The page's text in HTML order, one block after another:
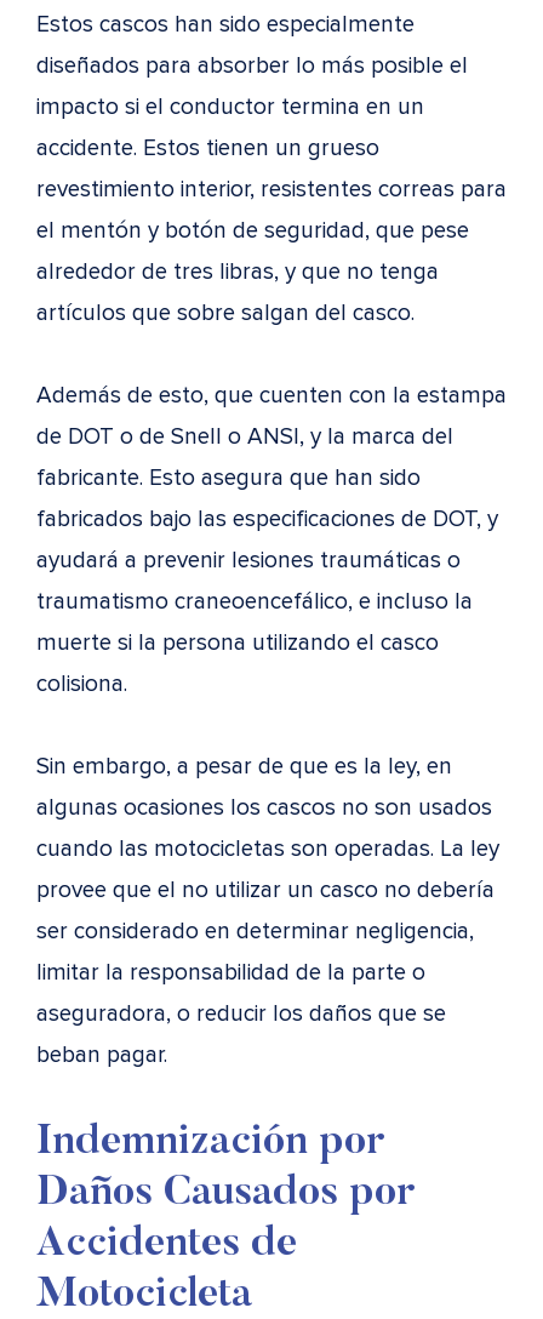
Estos cascos han sido especialmente
diseñados para absorber lo más posible el
impacto si el conductor termina en un
accidente. Estos tienen un grueso
revestimiento interior, resistentes correas para
el mentón y botón de seguridad, que pese
alrededor de tres libras, y que no tenga
artículos que sobre salgan del casco.
Además de esto, que cuenten con la estampa
de DOT o de Snell o ANSI, y la marca del
fabricante. Esto asegura que han sido
fabricados bajo las especificaciones de DOT, y
ayudará a prevenir lesiones traumáticas o
traumatismo craneoencefálico, e incluso la
muerte si la persona utilizando el casco
colisiona.
Sin embargo, a pesar de que es la ley, en
algunas ocasiones los cascos no son usados
cuando las motocicletas son operadas. La ley
provee que el no utilizar un casco no debería
ser considerado en determinar negligencia,
limitar la responsabilidad de la parte o
aseguradora, o reducir los daños que se
beban pagar.
Indemnización por
Daños Causados por
Accidentes de
Motocicleta